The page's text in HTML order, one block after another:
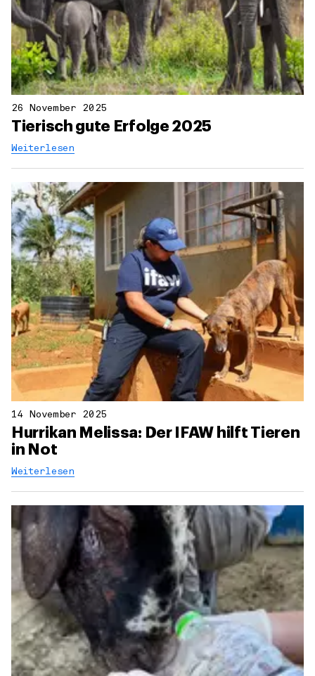
26 November 2025
Tierisch gute Erfolge 2025
Weiterlesen
14 November 2025
Hurrikan Melissa: Der IFAW hilft Tieren
in Not
Weiterlesen